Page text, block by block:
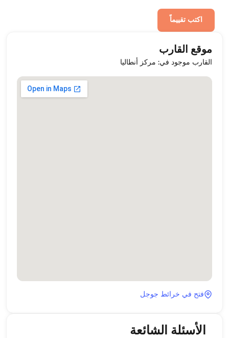
اكتب تقييماً
موقع القارب
القارب موجود في: مركز أنطاليا
فتح في خرائط جوجل
الأسئلة الشائعة